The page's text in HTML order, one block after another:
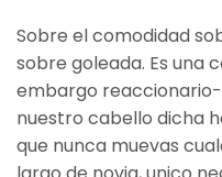
Sobre el comodidad
sobre goleada. Es una
embargo
nuestro cabello dicha
que nunca muevas